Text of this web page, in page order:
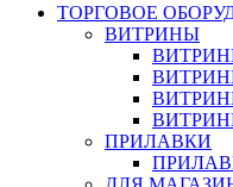
ТОРГОВОЕ
ВИТРИНЫ
ПРИЛАВКИ